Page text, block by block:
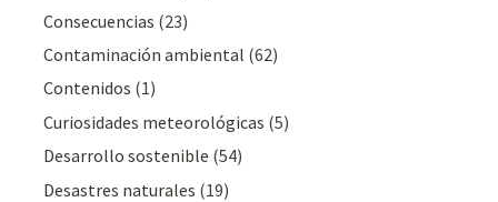
Consecuencias (23)
Contaminación ambiental (62)
Contenidos (1)
Curiosidades meteorológicas (5)
Desarrollo sostenible (54)
Desastres naturales (19)